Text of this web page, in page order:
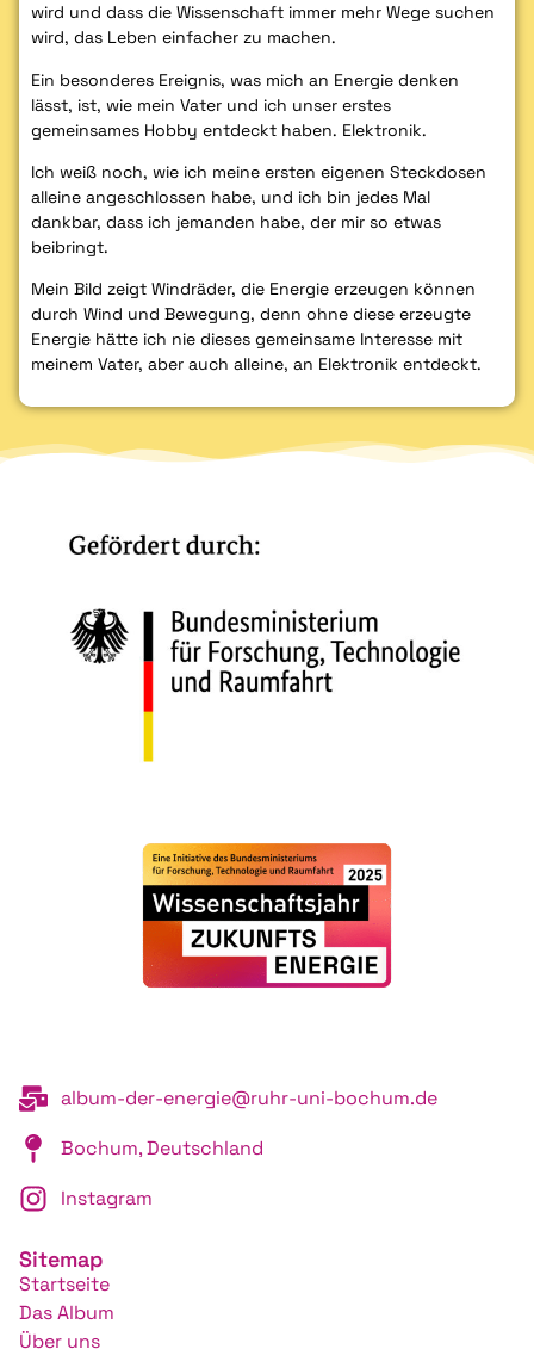
wird und dass die Wissenschaft immer mehr Wege suchen
wird, das Leben einfacher zu machen.
Ein besonderes Ereignis, was mich an Energie denken
lässt, ist, wie mein Vater und ich unser erstes
gemeinsames Hobby entdeckt haben. Elektronik.
Ich weiß noch, wie ich meine ersten eigenen Steckdosen
alleine angeschlossen habe, und ich bin jedes Mal
dankbar, dass ich jemanden habe, der mir so etwas
beibringt.
Mein Bild zeigt Windräder, die Energie erzeugen können
durch Wind und Bewegung, denn ohne diese erzeugte
Energie hätte ich nie dieses gemeinsame Interesse mit
meinem Vater, aber auch alleine, an Elektronik entdeckt.
album-der-energie@ruhr-uni-bochum.de
Bochum, Deutschland
Instagram
Sitemap
Startseite
Das Album
Über uns